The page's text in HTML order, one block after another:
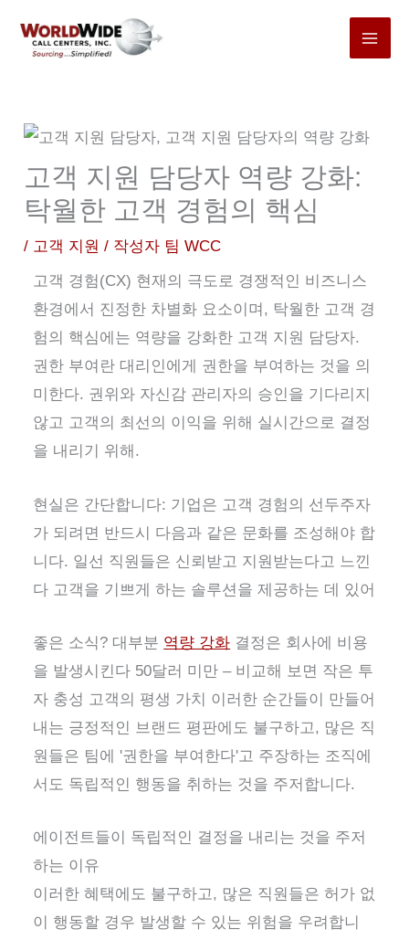
고객 지원 담당자 역량 강화:
탁월한 고객 경험의 핵심
/ 고객 지원 / 작성자 팀 WCC
고객 경험(CX) 현재의 극도로 경쟁적인 비즈니스
환경에서 진정한 차별화 요소이며, 탁월한 고객 경
험의 핵심에는 역량을 강화한 고객 지원 담당자.
권한 부여란 대리인에게 권한을 부여하는 것을 의
미한다. 권위와 자신감 관리자의 승인을 기다리지
않고 고객의 최선의 이익을 위해 실시간으로 결정
을 내리기 위해.
현실은 간단합니다: 기업은 고객 경험의 선두주자
가 되려면 반드시 다음과 같은 문화를 조성해야 합
니다. 일선 직원들은 신뢰받고 지원받는다고 느낀
다 고객을 기쁘게 하는 솔루션을 제공하는 데 있어
좋은 소식? 대부분 역량 강화 결정은 회사에 비용
을 발생시킨다 50달러 미만 – 비교해 보면 작은 투
자 충성 고객의 평생 가치 이러한 순간들이 만들어
내는 긍정적인 브랜드 평판에도 불구하고, 많은 직
원들은 팀에 '권한을 부여한다'고 주장하는 조직에
서도 독립적인 행동을 취하는 것을 주저합니다.
에이전트들이 독립적인 결정을 내리는 것을 주저
하는 이유
이러한 혜택에도 불구하고, 많은 직원들은 허가 없
이 행동할 경우 발생할 수 있는 위험을 우려합니